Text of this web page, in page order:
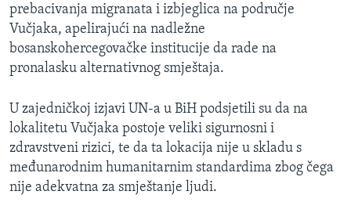
prebacivanja migranata i izbjeglica na područje
Vučjaka, apelirajući na nadležne
bosanskohercegovačke institucije da rade na
pronalasku alternativnog smještaja.
U zajedničkoj izjavi UN-a u BiH podsjetili su da na
lokalitetu Vučjaka postoje veliki sigurnosni i
zdravstveni rizici, te da ta lokacija nije u skladu s
međunarodnim humanitarnim standardima zbog čega
nije adekvatna za smještanje ljudi.